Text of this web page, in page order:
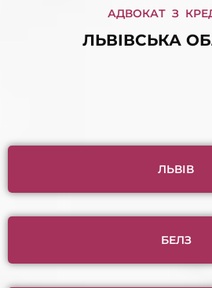
АДВОКАТ З
ЛЬВІВСЬКА
ЛЬВІВ
БЕЛЗ